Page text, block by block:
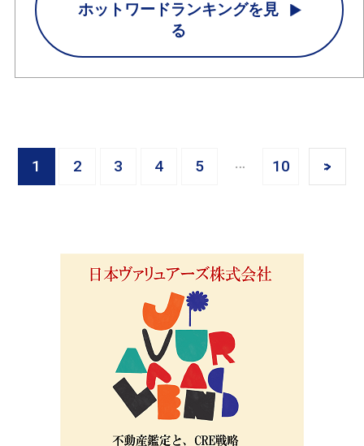
ホットワードランキングを見
る
1 2 3 4 5 10 >